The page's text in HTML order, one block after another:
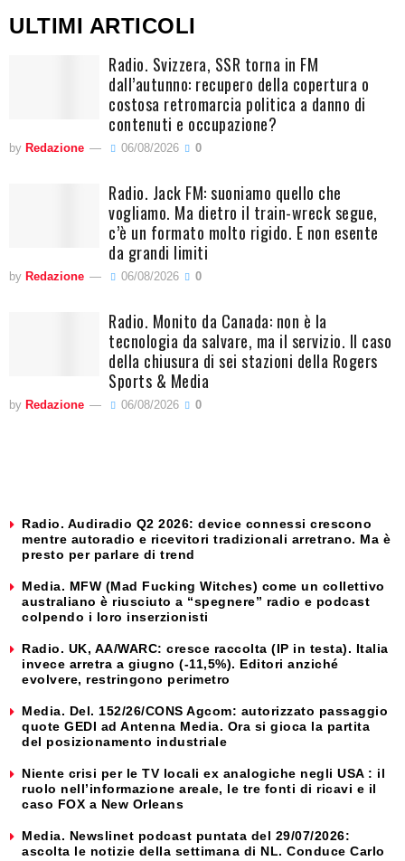
ULTIMI ARTICOLI
Radio. Svizzera, SSR torna in FM
dall’autunno: recupero della copertura o
costosa retromarcia politica a danno di
contenuti e occupazione?
by Redazione 06/08/2026 0
Radio. Jack FM: suoniamo quello che
vogliamo. Ma dietro il train-wreck segue,
c’è un formato molto rigido. E non esente
da grandi limiti
by Redazione 06/08/2026 0
Radio. Monito da Canada: non è la
tecnologia da salvare, ma il servizio. Il caso
della chiusura di sei stazioni della Rogers
Sports & Media
by Redazione 06/08/2026 0
Radio. Audiradio Q2 2026: device connessi crescono
mentre autoradio e ricevitori tradizionali arretrano. Ma è
presto per parlare di trend
Media. MFW (Mad Fucking Witches) come un collettivo
australiano è riusciuto a “spegnere” radio e podcast
colpendo i loro inserzionisti
Radio. UK, AA/WARC: cresce raccolta (IP in testa). Italia
invece arretra a giugno (-11,5%). Editori anziché
evolvere, restringono perimetro
Media. Del. 152/26/CONS Agcom: autorizzato passaggio
quote GEDI ad Antenna Media. Ora si gioca la partita
del posizionamento industriale
Niente crisi per le TV locali ex analogiche negli USA : il
ruolo nell’informazione areale, le tre fonti di ricavi e il
caso FOX a New Orleans
Media. Newslinet podcast puntata del 29/07/2026:
ascolta le notizie della settimana di NL. Conduce Carlo